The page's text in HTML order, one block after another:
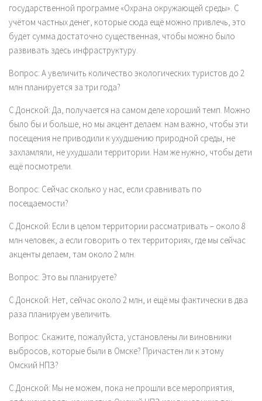
государственной программе «Охрана окружающей среды». С
учётом частных денег, которые сюда ещё можно привлечь, это
будет сумма достаточно существенная, чтобы можно было
развивать здесь инфраструктуру.
Вопрос: А увеличить количество экологических туристов до 2
млн планируется за три года?
С.Донской: Да, получается на самом деле хороший темп. Можно
было бы и больше, но мы акцент делаем: нам важно, чтобы эти
посещения не приводили к ухудшению природной среды, не
захламляли, не ухудшали территории. Нам же нужно, чтобы дети
ещё посмотрели.
Вопрос: Сейчас сколько у нас, если сравнивать по
посещаемости?
С.Донской: Если в целом территории рассматривать – около 8
млн человек, а если говорить о тех территориях, где мы сейчас
акценты делаем, там около 2 млн.
Вопрос: Это вы планируете?
С.Донской: Нет, сейчас около 2 млн, и ещё мы фактически в два
раза планируем увеличить.
Вопрос: Скажите, пожалуйста, установлены ли виновники
выбросов, которые были в Омске? Причастен ли к этому
Омский НПЗ?
С.Донской: Мы не можем, пока не прошли все мероприятия,